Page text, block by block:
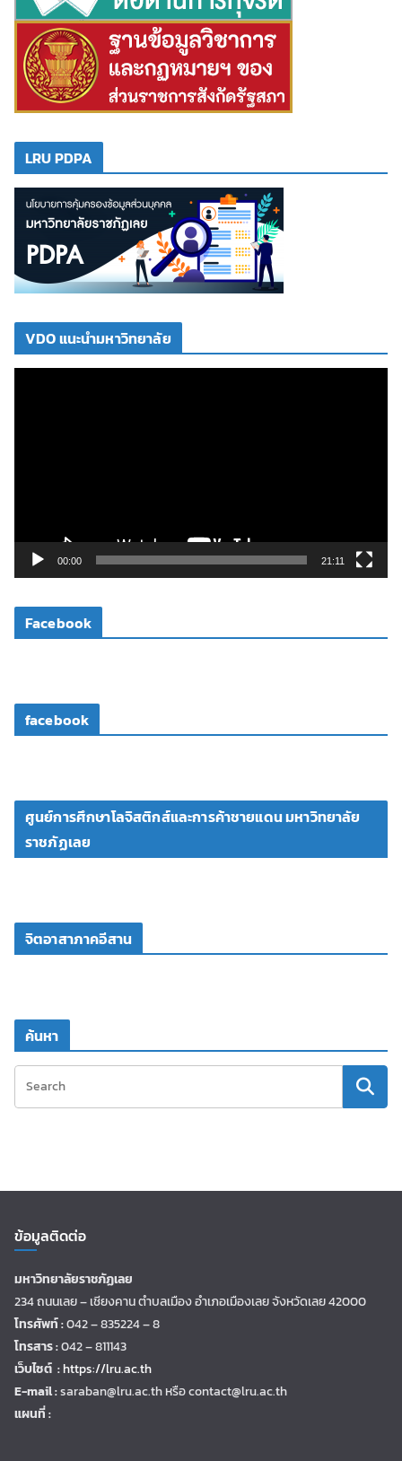
LRU PDPA
VDO แนะนำมหาวิทยาลัย
ดี
โ
00:00 21:11
Facebook
facebook
ศูนย์การศึกษาโลจิสติกส์และการค้าชายแดน มหาวิทยาลัย
ราชภัฏเลย
จิตอาสาภาคอีสาน
ค้นหา
ข้อมูลติดต่อ
มหาวิทยาลัยราชภัฏเลย
234 ถนนเลย – เชียงคาน ตำบลเมือง อำเภอเมืองเลย จังหวัดเลย 42000
โทรศัพท์ :042 – 835224 – 8
โทรสาร :042 – 811143
เว็บไซต์ :https://lru.ac.th
E-mail :saraban@lru.ac.thหรือ contact@lru.ac.th
แผนที่ :